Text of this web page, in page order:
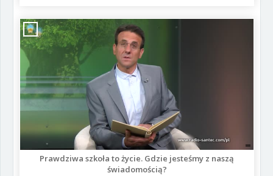
Prawdziwa szkoła to życie. Gdzie jesteśmy z naszą
świadomością?